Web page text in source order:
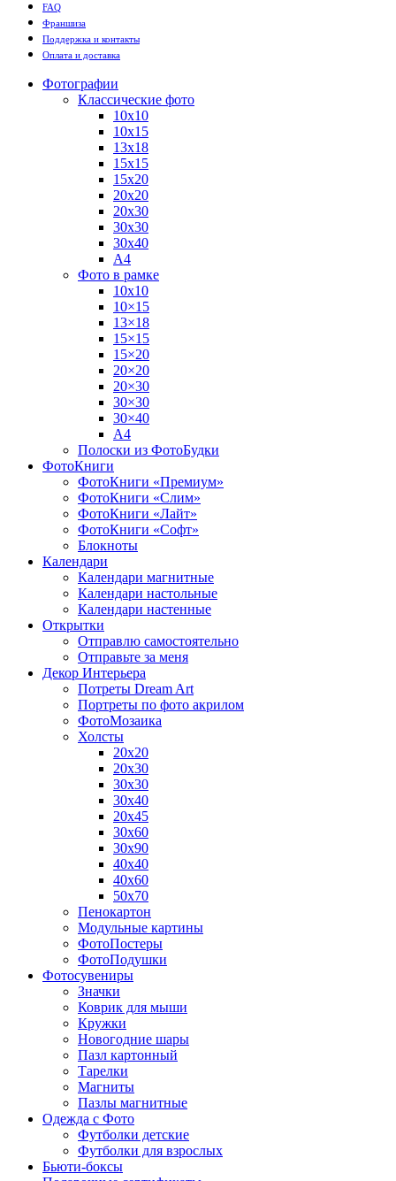
FAQ
Франшиза
Поддержка и контакты
Оплата и доставка
Фотографии
Классические фото
10х10
10х15
13х18
15х15
15х20
20х20
20х30
30х30
30х40
А4
Фото в рамке
10х10
10×15
13×18
15×15
15×20
20×20
20×30
30×30
30×40
A4
Полоски из ФотоБудки
ФотоКниги
ФотоКниги «Премиум»
ФотоКниги «Слим»
ФотоКниги «Лайт»
ФотоКниги «Софт»
Блокноты
Календари
Календари магнитные
Календари настольные
Календари настенные
Открытки
Отправлю самостоятельно
Отправьте за меня
Декор Интерьера
Потреты Dream Art
Портреты по фото акрилом
ФотоМозаика
Холсты
20х20
20х30
30х30
30х40
20х45
30х60
30х90
40х40
40х60
50х70
Пенокартон
Модульные картины
ФотоПостеры
ФотоПодушки
Фотоcувениры
Значки
Коврик для мыши
Кружки
Новогодние шары
Пазл картонный
Тарелки
Магниты
Пазлы магнитные
Одежда с Фото
Футболки детские
Футболки для взрослых
Бьюти-боксы